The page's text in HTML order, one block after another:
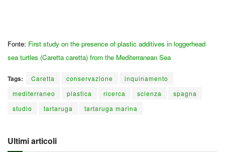
Fonte: First study on the presence of plastic additives in loggerhead
sea turtles (Caretta caretta) from the Mediterranean Sea
Tags: Caretta conservazione
inquinamento
mediterraneo
plastica ricerca scienza
spagna
studio
tartaruga tartaruga marina
Ultimi articoli